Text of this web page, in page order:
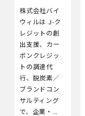
株式会社バイ
ウィルは J‑ク
レジットの創
出支援、カー
ボンクレジッ
トの調達代
行、脱炭素／
ブランドコン
サルティング
で、企業・...